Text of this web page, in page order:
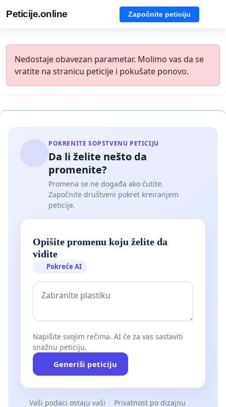
Peticije.online Započnite peticiju
Nedostaje obavezan parametar. Molimo vas da se
vratite na stranicu peticije i pokušate ponovo.
POKRENITE SOPSTVENU PETICIJU
Da li želite nešto da
promenite?
Promena se ne događa ako ćutite.
Započnite društveni pokret kreiranjem
peticije.
Opišite promenu koju želite da
vidite
Pokreće AI
Napišite svojim rečima. AI će za vas sastaviti
snažnu peticiju.
Generiši peticiju
Vaši podaci ostaju vaši Privatnost po dizajnu